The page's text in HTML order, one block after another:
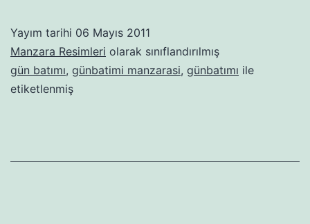
Yayım tarihi 06 Mayıs 2011
Manzara Resimleri olarak sınıflandırılmış
gün batımı, günbatimi manzarasi, günbatımı ile
etiketlenmiş